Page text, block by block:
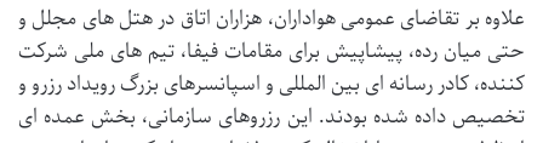
علاوه بر تقاضای عمومی هواداران، هزاران اتاق در هتل های مجلل و
حتی میان رده، پیشاپیش برای مقامات فیفا، تیم های ملی شرکت
کننده، کادر رسانه ای بین المللی و اسپانسرهای بزرگ رویداد رزرو و
تخصیص داده شده بودند. این رزروهای سازمانی، بخش عمده ای